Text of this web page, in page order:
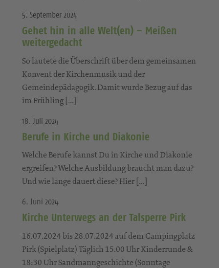
5. September 2024
Gehet hin in alle Welt(en) – Meißen
weitergedacht
So lautete die Überschrift über dem gemeinsamen
Konvent der Kirchenmusik und der
Gemeindepädagogik. Damit wurde Bezug auf das
im Frühling […]
18. Juli 2024
Berufe in Kirche und Diakonie
Welche Berufe kannst Du in Kirche und Diakonie
ergreifen? Welche Ausbildung braucht man dazu?
Und wie lange dauert diese? Hier […]
6. Juni 2024
Kirche Unterwegs an der Talsperre Pirk
16.07.2024 bis 28.07.2024 auf dem Campingplatz
Pirk (Spielplatz) Täglich 15.00 Uhr Kinderrunde &
18:30 Uhr Sandmanngeschichte (Sonntage